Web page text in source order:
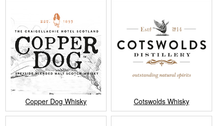
Copper Dog Whisky Cotswolds Whisky